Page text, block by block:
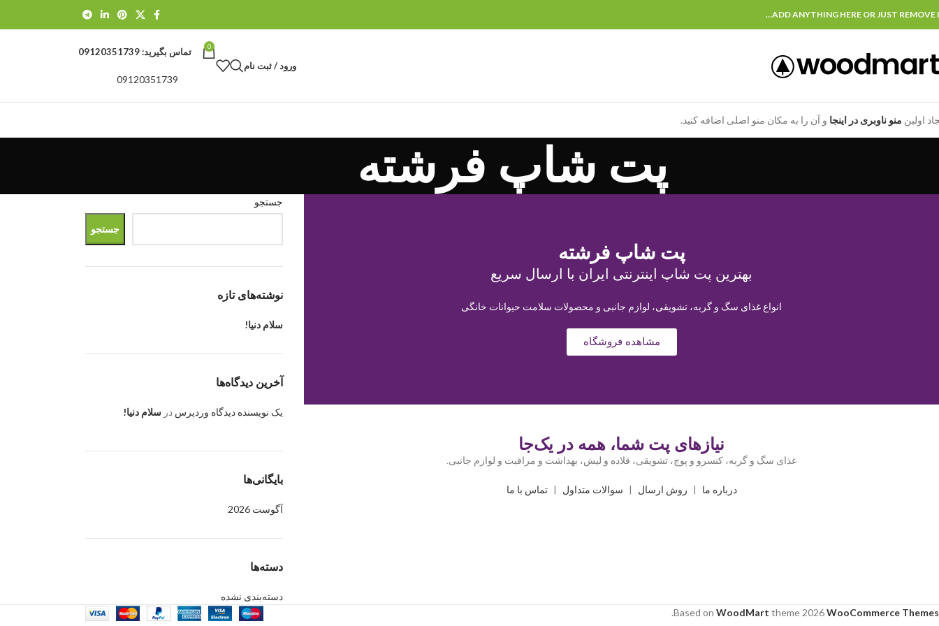
ADD ANYTHING HERE OR JUST REMOVE
ورود / ثبت نام
0 تماس بگیرید:09120351739
09120351739
اولین منو ناوبری در اینجا و آن را به مکان منو اصلی اضافه کنید.
پت شاپ فرشته
پت شاپ فرشته
بهترین پت شاپ اینترنتی ایران با ارسال سریع
انواع غذای سگ و گربه، تشویقی، لوازم جانبی و محصولات سلامت حیوانات خانگی
مشاهده فروشگاه
نیازهای پت شما، همه در یک‌جا
غذای سگ و گربه، کنسرو و پوچ، تشویقی، قلاده و لیش، بهداشت و مراقبت و لوازم جانبی.
درباره ما روش ارسال سوالات متداول |تماس با ما
جستجو
جستجو
نوشته‌های تازه
سلام دنیا!
آخرین دیدگاه‌ها
یک نویسنده دیدگاه وردپرس در سلام دنیا!
بایگانی‌ها
آگوست 2026
دسته‌ها
دسته‌بندی نشده
Based on WoodMart theme 2026WooCommerce Themes
.